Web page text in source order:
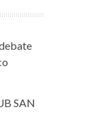
SAN